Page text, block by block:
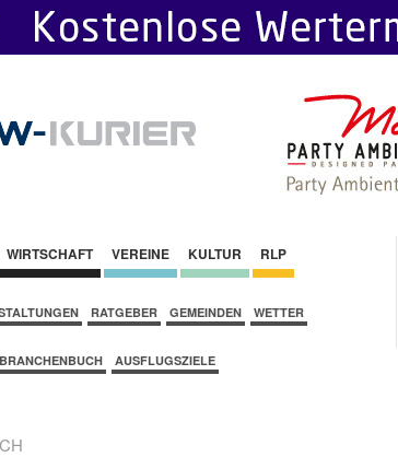
WIRTSCHAFT VEREINE KULTUR RLP
RATGEBER GEMEINDEN WETTER
BRANCHENBUCH AUSFLUGSZIELE